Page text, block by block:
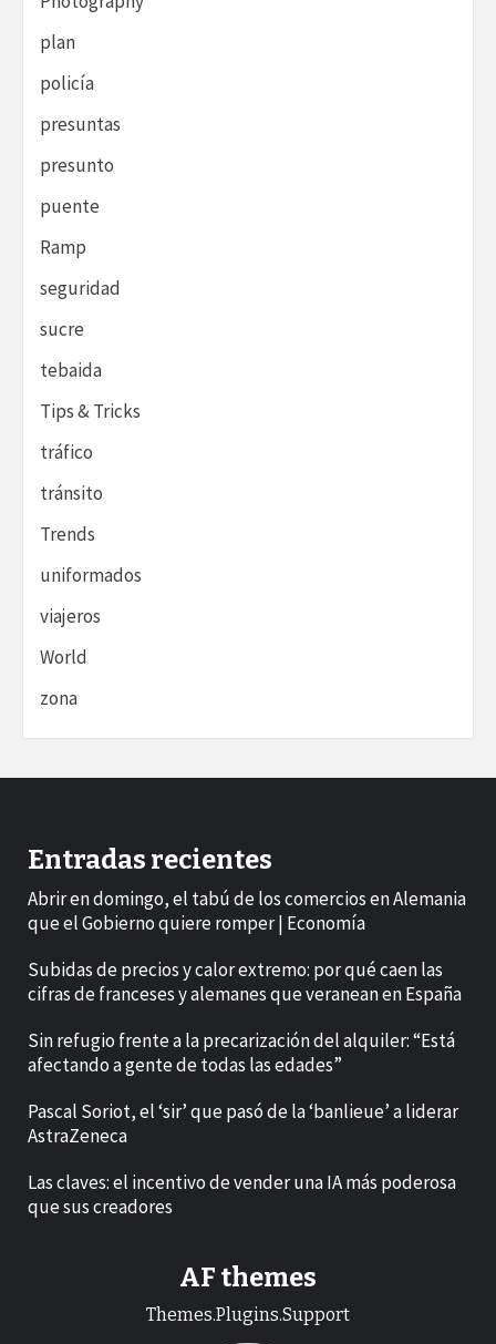
plan
policía
presuntas
presunto
puente
Ramp
seguridad
sucre
tebaida
Tips & Tricks
tráfico
tránsito
Trends
uniformados
viajeros
World
zona
Entradas recientes
Abrir en domingo, el tabú de los comercios en Alemania
que el Gobierno quiere romper | Economía
Subidas de precios y calor extremo: por qué caen las
cifras de franceses y alemanes que veranean en España
Sin refugio frente a la precarización del alquiler: “Está
afectando a gente de todas las edades”
Pascal Soriot, el ‘sir’ que pasó de la ‘banlieue’ a liderar
AstraZeneca
Las claves: el incentivo de vender una IA más poderosa
que sus creadores
AF themes
Themes.Plugins.Support